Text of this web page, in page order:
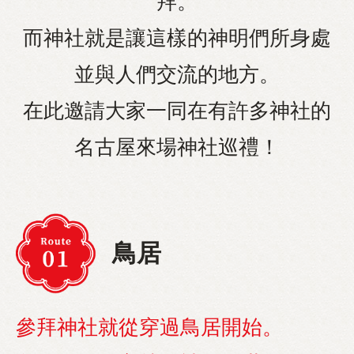
而神社就是讓這樣的神明們所身處
並與人們交流的地方。
在此邀請大家一同在有許多神社的
名古屋來場神社巡禮！
鳥居
參拜神社就從穿過鳥居開始。